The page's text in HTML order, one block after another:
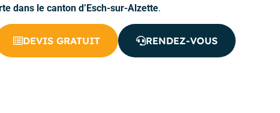
dans le canton d’Esch-sur-Alzette.
DEVIS GRATUIT RENDEZ-VOUS